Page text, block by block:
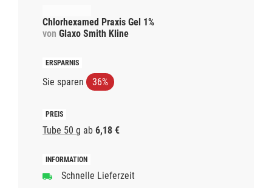
Chlorhexamed Praxis Gel 1%
von Glaxo Smith Kline
Sie sparen 36%
Tube 50 g ab 6,18 €
Schnelle Lieferzeit